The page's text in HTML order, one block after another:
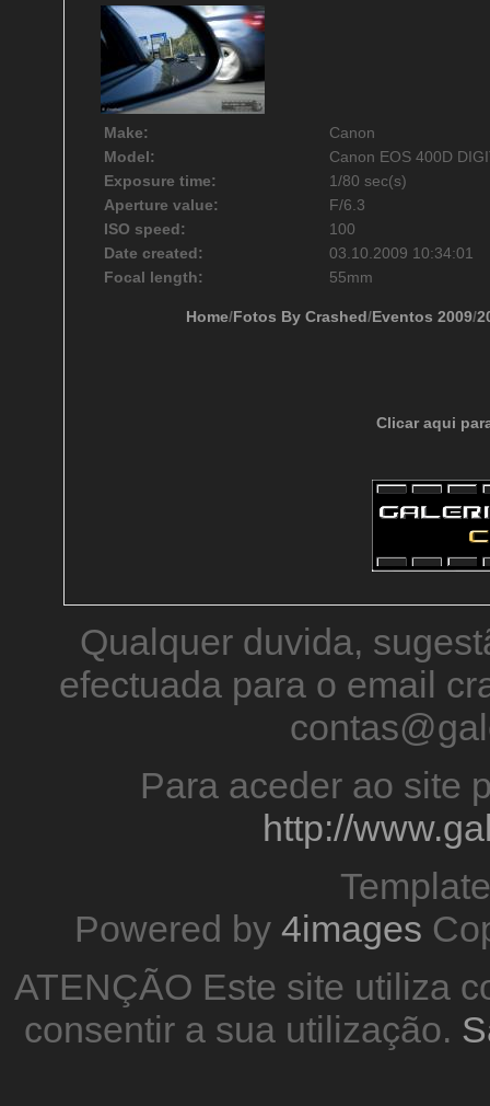
Make:
Canon
Model:
Canon EOS 400D
Exposure time:
1/80 sec(s)
Aperture value:
F/6.3
ISO speed:
100
Date created:
03.10.2009 10:34:01
Focal length:
55mm
Home/Fotos By Crashed/Eventos 2009/
Clicar aqui
Qualquer duvida,
efectuada para o email
Para aceder ao site
http://
Powered by 4images
ATENÇÃO Este site utiliza
consentir a sua utilização.